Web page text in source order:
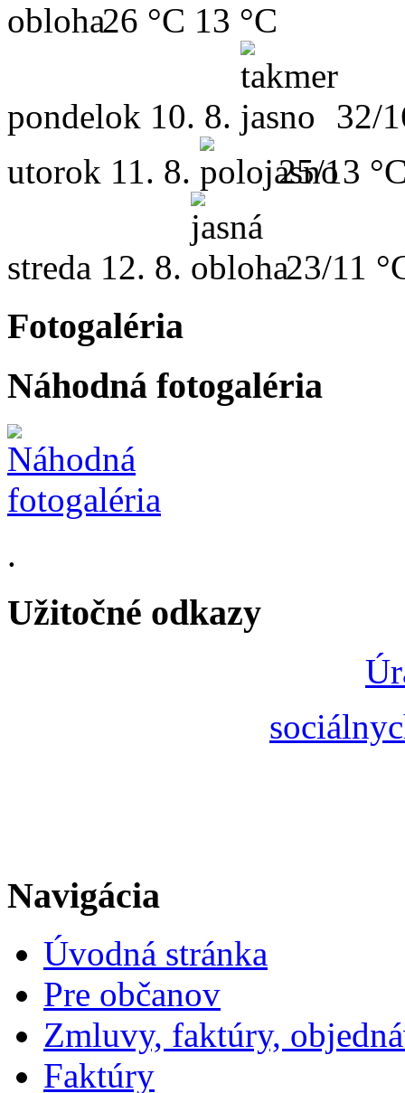
26 °C 13 °C
pondelok 10. 8.
32/
utorok 11. 8. 25/13
streda 12. 8. 23/11
Fotogaléria
Náhodná fotogaléria
.
Užitočné odkazy
Navigácia
Úvodná stránka
Pre občanov
Zmluvy, faktúry,
Faktúry